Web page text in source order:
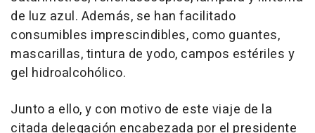
de luz azul. Además, se han facilitado
consumibles imprescindibles, como guantes,
mascarillas, tintura de yodo, campos estériles y
gel hidroalcohólico.
Junto a ello, y con motivo de este viaje de la
citada delegación encabezada por el presidente